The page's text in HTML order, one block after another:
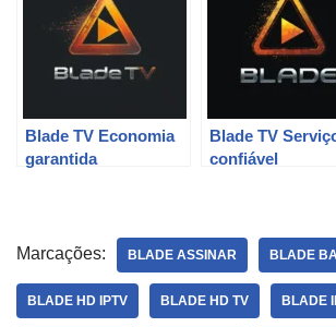
Blade TV Economia
garantida
Blade TV
confiável
Marcações: BLADE ASSINAR BLADE
BLADE HD IPTV BLADE HD TV BLADE